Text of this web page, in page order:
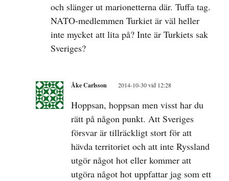
och slänger ut marionetterna där. Tuffa tag.
NATO-medlemmen Turkiet är väl heller
inte mycket att lita på? Inte är Turkiets sak
Sveriges?
Åke Carlsson 2014-10-30 vid 12:28
Hoppsan, hoppsan men visst har du
rätt på någon punkt. Att Sveriges
försvar är tillräckligt stort för att
hävda territoriet och att inte Ryssland
utgör något hot eller kommer att
utgöra något hot uppfattar jag som ett